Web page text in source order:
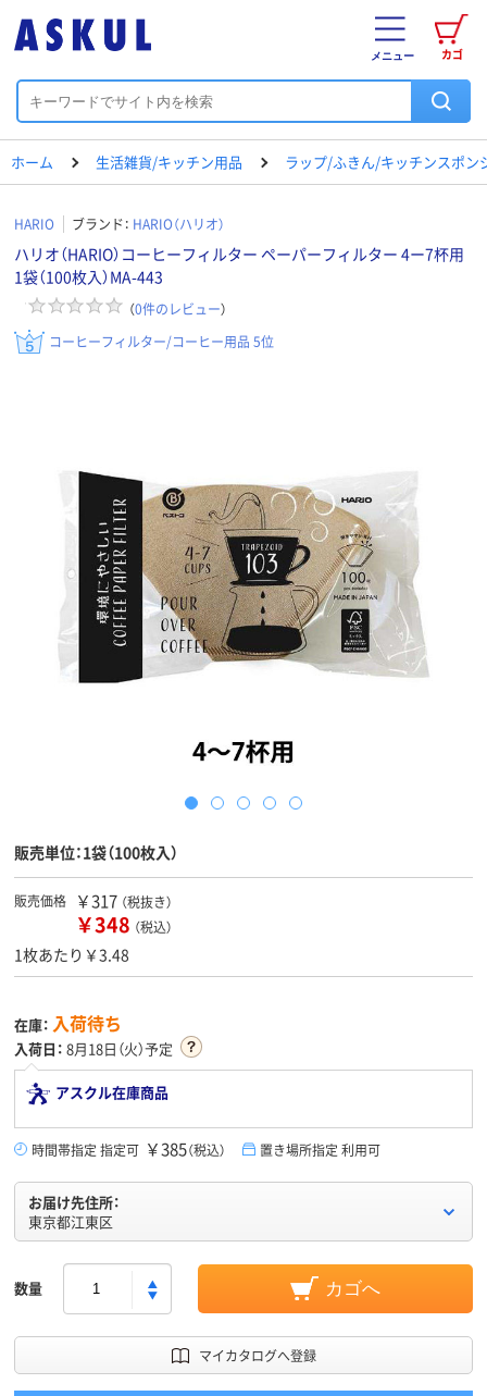
カゴ
メニュー
ホーム 生活雑貨/キッチン用品 ラップ/ふきん/キッチンスポン
HARIO ブランド： HARIO（ハリオ）
ハリオ（HARIO）コーヒーフィルター ペーパーフィルター 4ー7杯用
1袋（100枚入）MA-443
（0件のレビュー）
コーヒーフィルター/コーヒー用品 5位
販売単位：1袋（100枚入）
販売価格 ￥317 （税抜き）
￥348 （税込）
1枚あたり￥3.48
在庫： 入荷待ち
入荷日： 8月18日（火）予定
アスクル在庫商品
時間帯指定 指定可 ￥385（税込） 置き場所指定 利用可
お届け先住所：
東京都江東区
数量 カゴへ
マイカタログへ登録